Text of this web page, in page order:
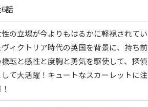
話
性の立場が今よりもはるかに軽視されてい
ヴィクトリア時代の英国を背景に、持ち前
機転と感性と度胸と勇気を駆使して、探偵
して大活躍！キュートなスカーレットに注